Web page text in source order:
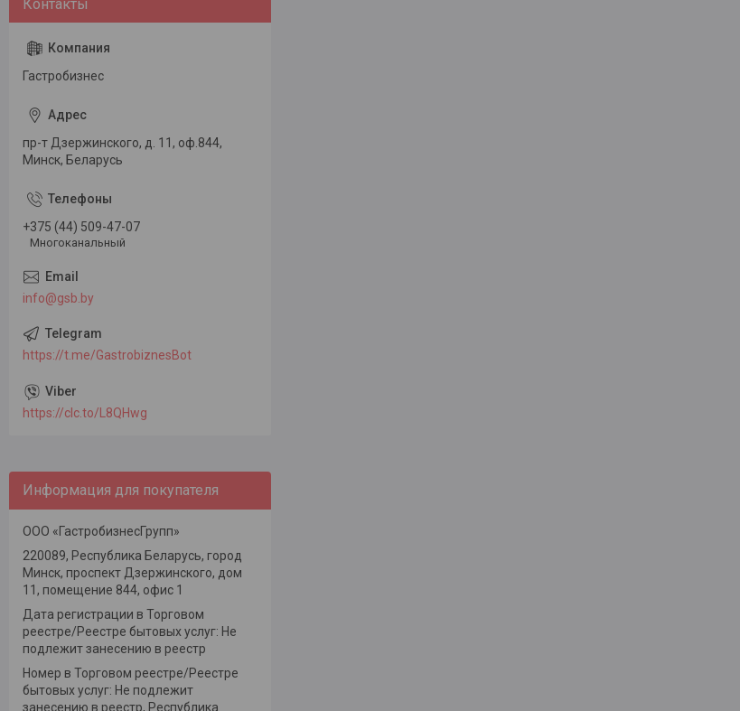
Гастробизнес
пр-т Дзержинского, д. 11, оф.844,
Минск, Беларусь
+375 (44) 509-47-07
Многоканальный
info@gsb.by
https://t.me/GastrobiznesBot
https://clc.to/L8QHwg
Информация для покупателя
ООО «ГастробизнесГрупп»
220089, Республика Беларусь, город
Минск, проспект Дзержинского, дом
11, помещение 844, офис 1
Дата регистрации в Торговом
реестре/Реестре бытовых услуг: Не
подлежит занесению в реестр
Номер в Торговом реестре/Реестре
бытовых услуг: Не подлежит
занесению в реестр, Республика